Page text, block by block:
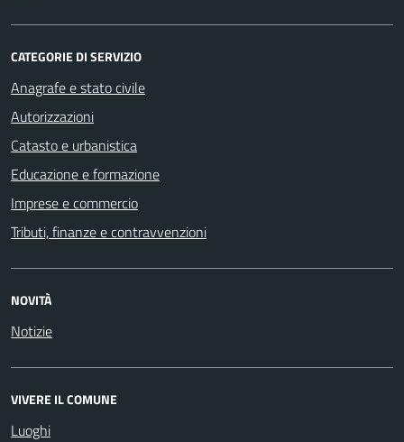
CATEGORIE DI SERVIZIO
Anagrafe e stato civile
Autorizzazioni
Catasto e urbanistica
Educazione e formazione
Imprese e commercio
Tributi, finanze e contravvenzioni
NOVITÀ
Notizie
VIVERE IL COMUNE
Luoghi